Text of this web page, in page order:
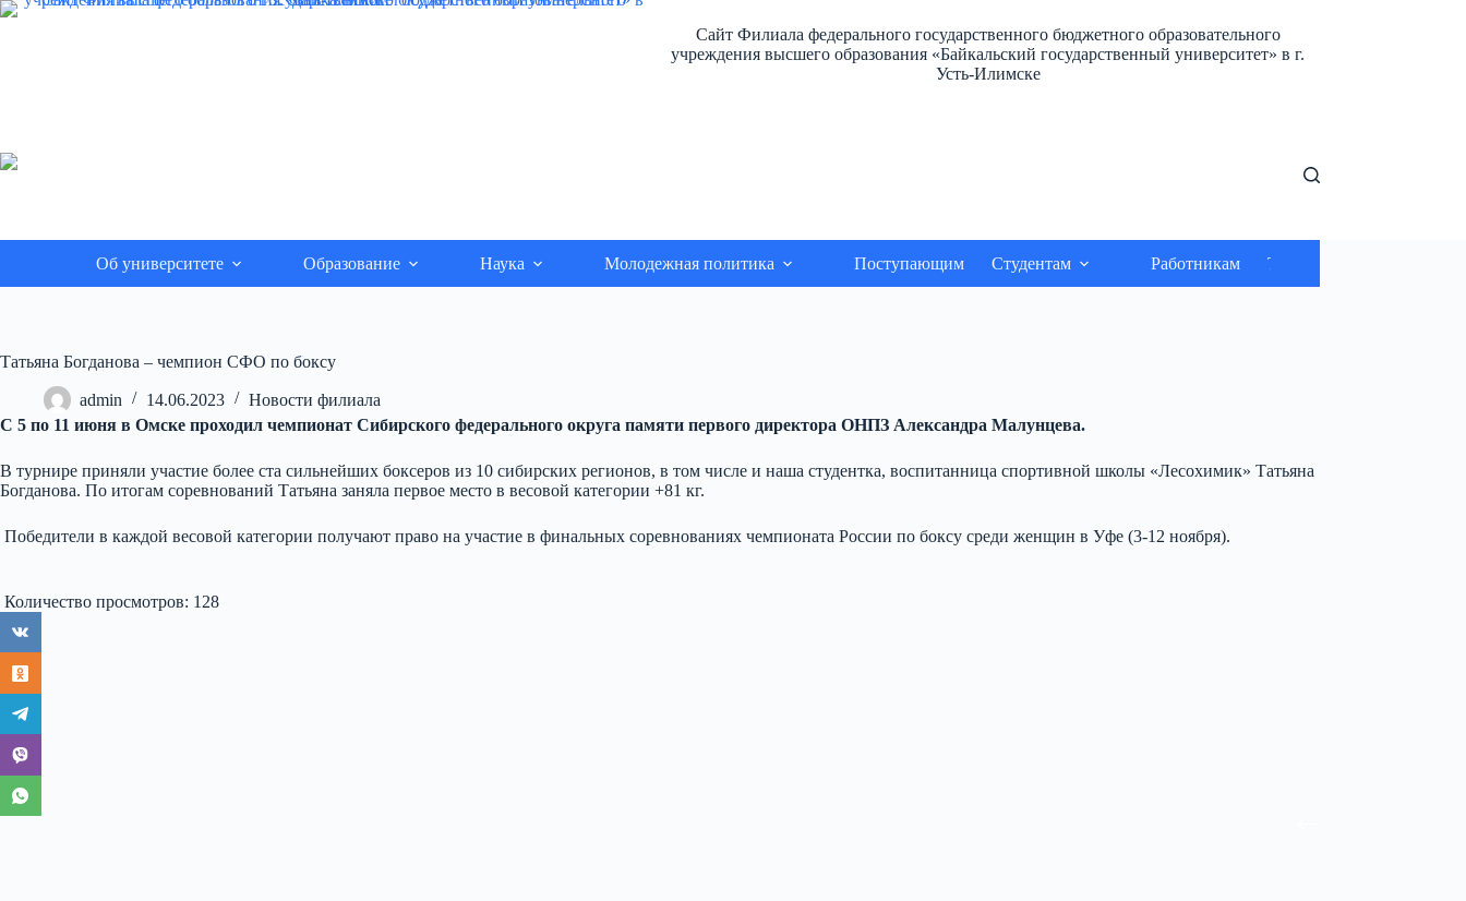
Перейти
Сайт Филиала федерального государственного бюджетного образовательного
учреждения высшего образования «Байкальский государственный университет» в г.
Усть-Илимске
Об университете Образование Наука Молодежная политика Поступающим Студентам Работникам Трудоустройство
Татьяна Богданова – чемпион СФО по боксу
admin 14.06.2023
Новости филиала
С 5 по 11 июня в Омске проходил чемпионат Сибирского федерального округа памяти первого директора ОНПЗ Александра Малунцева.
В турнире приняли участие более ста сильнейших боксеров из 10 сибирских регионов, в том числе и наша студентка, воспитанница спортивной школы «Лесохимик» Татьяна
Богданова. По итогам соревнований Татьяна заняла первое место в весовой категории +81 кг.
Победители в каждой весовой категории получают право на участие в финальных соревнованиях чемпионата России по боксу среди женщин в Уфе (3-12 ноября).
Количество просмотров: 128